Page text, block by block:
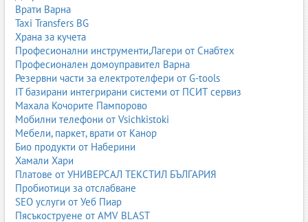
важен.
Библиотека и рафтове
Книгите, учебниците и тетрадките имат нужда от организирано
място. Рафтовете могат да се комбинират с шкафове и
чекмеджета.
Скрин и шкафове
Скринът е удобен за бельо, дребни дрехи и аксесоари.
Допълнителните шкафове помагат за поддържане на ред.
Зона за игра
Особено важна за по-малките деца. Може да включва:
кутии за играчки
Врати Варна
Taxi Transfers BG
Храна за кучета
Професионални инструменти,Лагери от Снабтех
Професионален домоуправител Варна
Резервни части за електротелфери от G-tools
IT базирани интегрирани системи от ПСИТ сервиз
Махала Кочорите Пампорово
Мобилни телефони от Vsichkistoki
Мебели, паркет, врати от Канор
Био продукти от Наберини
Хамали Хари
Платове от УНИВЕРСАЛ ТЕКСТИЛ БЪЛГАРИЯ
Пробиотици за отслабване
SEO услуги от Уеб Пиар
Пясъкоструене от AMV BLAST